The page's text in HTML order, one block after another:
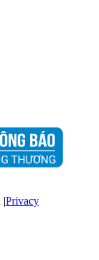
|Privacy